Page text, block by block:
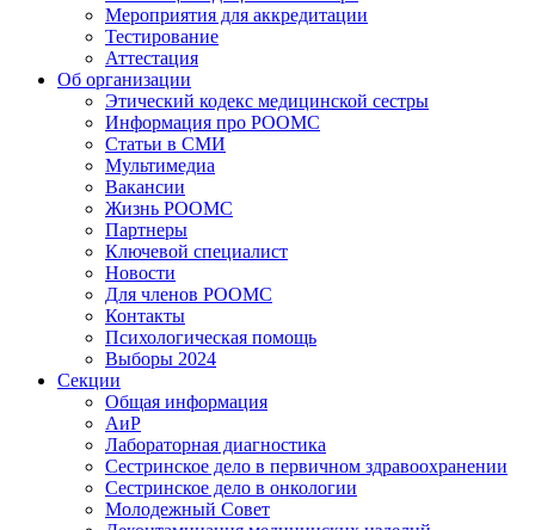
Мероприятия для аккредитации
Тестирование
Аттестация
Об организации
Этический кодекс медицинской сестры
Информация про РООМС
Статьи в СМИ
Мультимедиа
Вакансии
Жизнь РООМС
Партнеры
Ключевой специалист
Новости
Для членов РООМС
Контакты
Психологическая помощь
Выборы 2024
Секции
Общая информация
АиР
Лабораторная диагностика
Сестринское дело в первичном здравоохранении
Сестринское дело в онкологии
Молодежный Совет